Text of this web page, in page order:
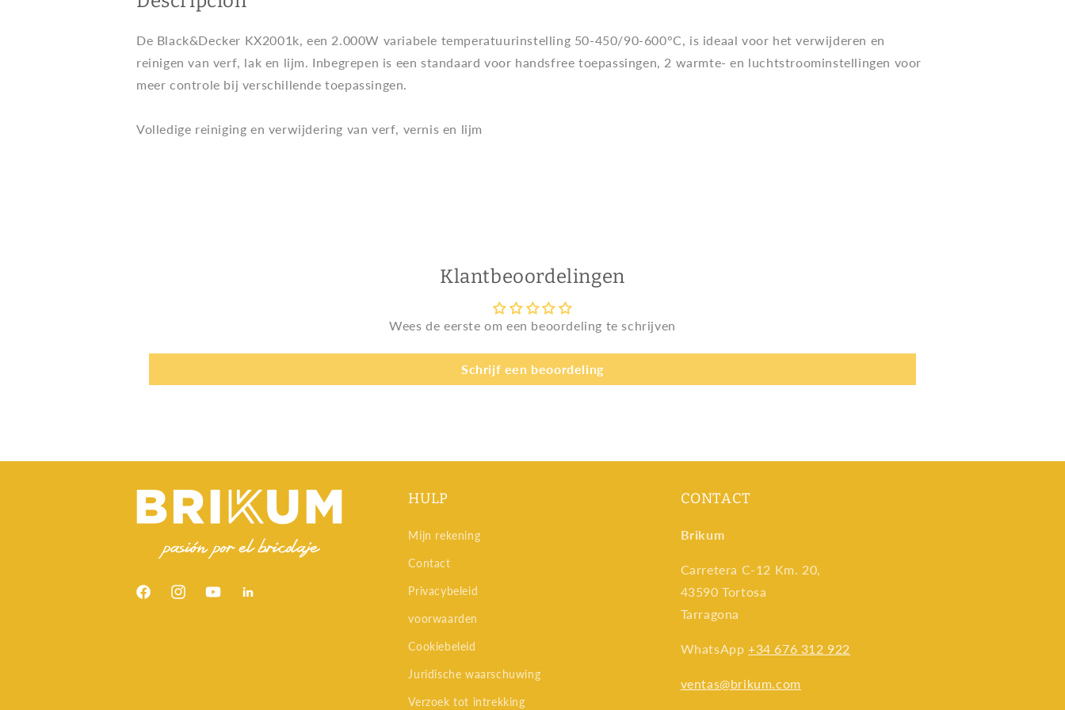
De Black&Decker KX2001k, een 2.000W variabele temperatuurinstelling 50-450/90-600°C, is ideaal voor het verwijderen en
reinigen van verf, lak en lijm. Inbegrepen is een standaard voor handsfree toepassingen, 2 warmte- en luchtstroominstellingen voor
meer controle bij verschillende toepassingen.
Volledige reiniging en verwijdering van verf, vernis en lijm
Klantbeoordelingen
Wees de eerste om een beoordeling te schrijven
Schrijf een beoordeling
FacebookInstagramYouTubeSnapchat
HULP
Mijn rekening
Contact
Privacybeleid
voorwaarden
Cookiebeleid
Juridische waarschuwing
Verzoek tot intrekking
CONTACT
Brikum
Carretera C-12 Km. 20,
43590 Tortosa
Tarragona
WhatsApp+34 676 312 922
ventas@brikum.com